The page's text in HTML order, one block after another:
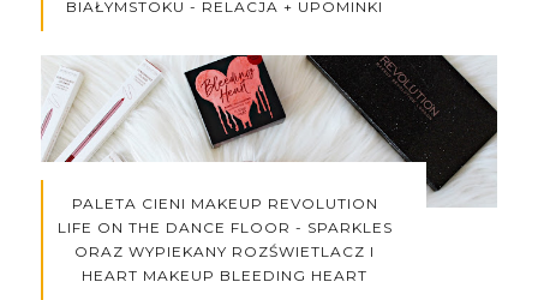
BIAŁYMSTOKU - RELACJA + UPOMINKI
PALETA CIENI MAKEUP REVOLUTION
LIFE ON THE DANCE FLOOR - SPARKLES
ORAZ WYPIEKANY ROZŚWIETLACZ I
HEART MAKEUP BLEEDING HEART